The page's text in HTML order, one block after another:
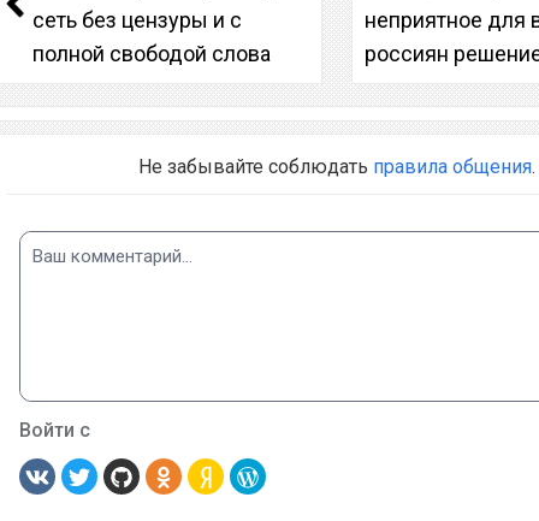
сеть без цензуры и с
полной свободой слова
неприятное для
россиян
Не забывайте соблюдать правила общения.
Войти с